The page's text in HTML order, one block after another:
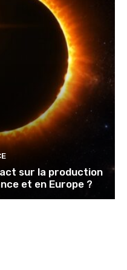
sur la production
et en Europe ?